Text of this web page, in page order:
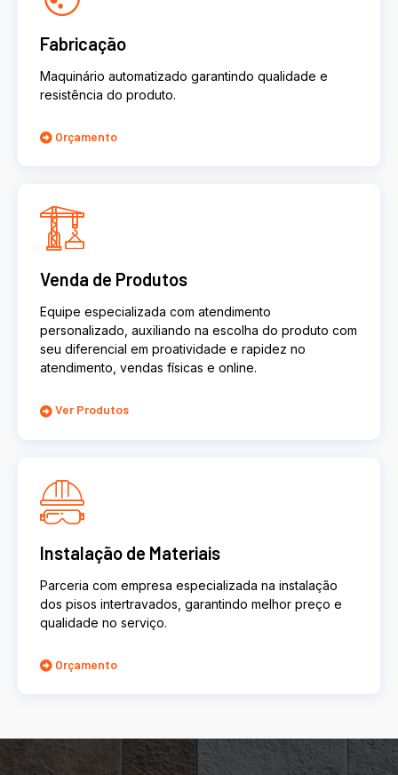
Fabricação
Maquinário automatizado garantindo qualidade e
resistência do produto.
Orçamento
Venda de Produtos
Equipe especializada com atendimento
personalizado, auxiliando na escolha do produto com
seu diferencial em proatividade e rapidez no
atendimento, vendas físicas e online.
Ver Produtos
Instalação de Materiais
Parceria com empresa especializada na instalação
dos pisos intertravados, garantindo melhor preço e
qualidade no serviço.
Orçamento